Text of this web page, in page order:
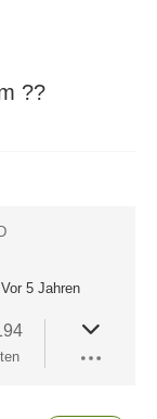
??
Vor 5 Jahren